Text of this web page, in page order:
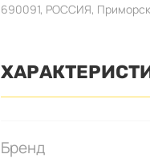
690091, РОССИЯ,
Бренд